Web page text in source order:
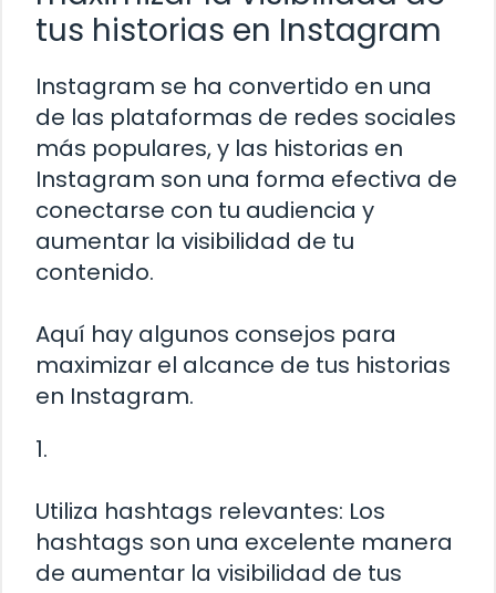
tus historias en Instagram
Instagram se ha convertido en una
de las plataformas de redes sociales
más populares, y las historias en
Instagram son una forma efectiva de
conectarse con tu audiencia y
aumentar la visibilidad de tu
contenido.
Aquí hay algunos consejos para
maximizar el alcance de tus historias
en Instagram.
1.
Utiliza hashtags relevantes: Los
hashtags son una excelente manera
de aumentar la visibilidad de tus